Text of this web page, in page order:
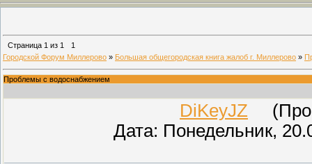
Страница 1 из 1
1
Городской Форум Миллерово » Большая общегородская книга жалоб г. Миллерово »
Проблемы с водоснабжением
DiKeyJZ
Дата: Понедельник,